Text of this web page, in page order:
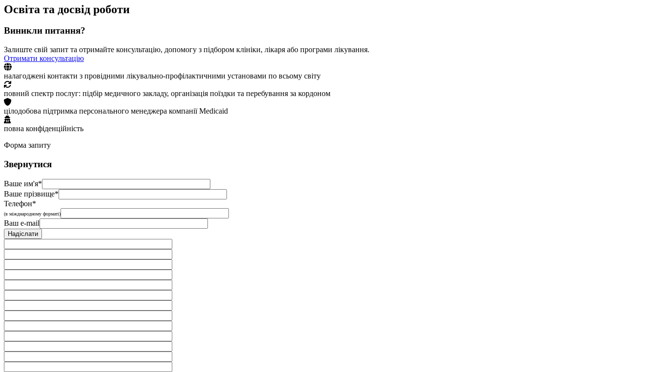
Освіта та досвід роботи
Виникли питання?
Залиште свій запит та отримайте консультацію, допомогу з підбором клініки, лікаря або програми лікування.
Отримати консультацію
налагоджені контакти з провідними лікувально-профілактичними установами по всьому світу
повний спектр послуг: підбір медичного закладу, організація поїздки та перебування за кордоном
цілодобова підтримка персонального менеджера компанії Medicaid
повна конфіденційність
Форма запиту
Звернутися
Ваше им'я*
Ваше прізвище*
Телефон*
(в міжднародному форматі)
Ваш e-mail